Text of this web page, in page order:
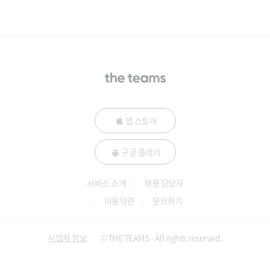
앱 스토어
구글 플레이
서비스 소개
채용 담당자
이용약관
문의하기
사업자 정보 © THE TEAMS - All rights reserved.